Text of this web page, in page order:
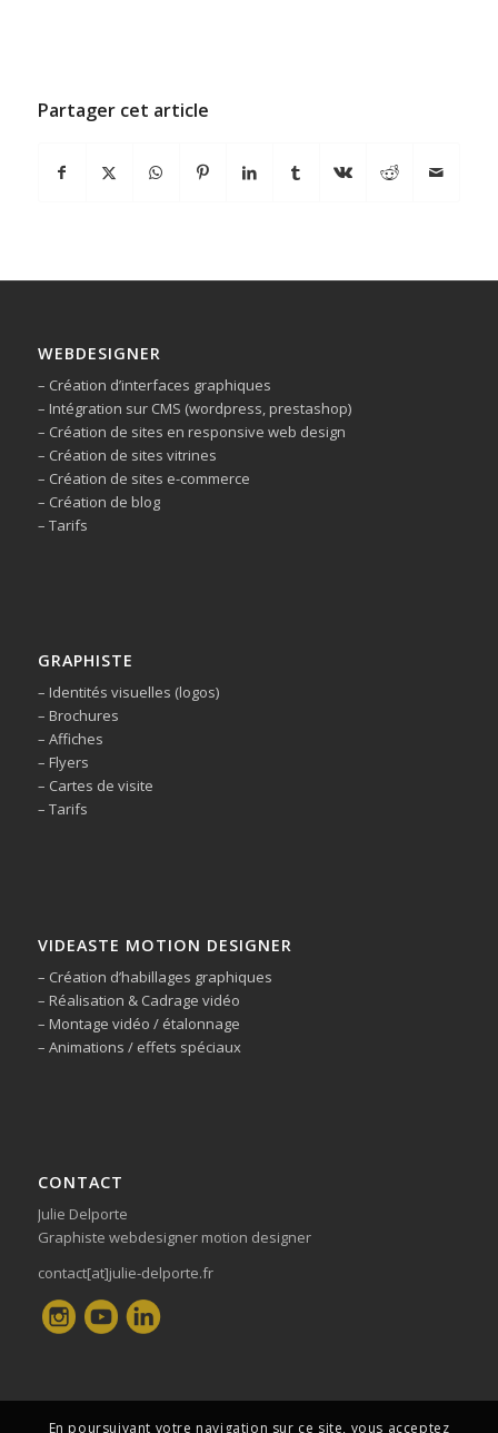
Partager cet article
WEBDESIGNER
– Création d’interfaces graphiques
– Intégration sur CMS (wordpress, prestashop)
– Création de sites en responsive web design
– Création de sites vitrines
– Création de sites e-commerce
– Création de blog
– Tarifs
GRAPHISTE
– Identités visuelles (logos)
– Brochures
– Affiches
– Flyers
– Cartes de visite
– Tarifs
VIDEASTE MOTION DESIGNER
– Création d’habillages graphiques
– Réalisation & Cadrage vidéo
– Montage vidéo / étalonnage
– Animations / effets spéciaux
CONTACT
Julie Delporte
Graphiste webdesigner motion designer
contact[at]julie-delporte.fr
En poursuivant votre navigation sur ce site, vous acceptez